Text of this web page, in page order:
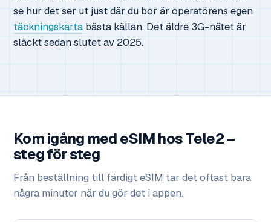
se hur det ser ut just där du bor är operatörens egen
täckningskarta bästa källan. Det äldre 3G-nätet är
släckt sedan slutet av 2025.
Kom igång med eSIM hos Tele2 –
steg för steg
Från beställning till färdigt eSIM tar det oftast bara
några minuter när du gör det i appen.